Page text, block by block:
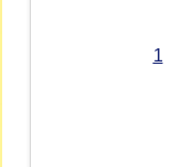
1